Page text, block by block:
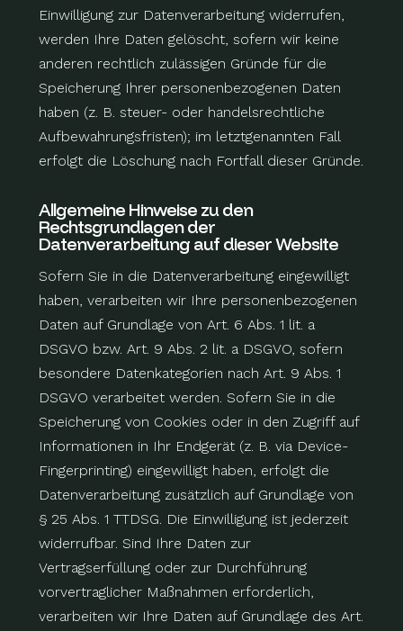
Einwilligung zur Datenverarbeitung widerrufen,
werden Ihre Daten gelöscht, sofern wir keine
anderen rechtlich zulässigen Gründe für die
Speicherung Ihrer personenbezogenen Daten
haben (z. B. steuer- oder handelsrechtliche
Aufbewahrungsfristen); im letztgenannten Fall
erfolgt die Löschung nach Fortfall dieser Gründe.
Allgemeine Hinweise zu den
Rechtsgrundlagen der
Datenverarbeitung auf dieser Website
Sofern Sie in die Datenverarbeitung eingewilligt
haben, verarbeiten wir Ihre personenbezogenen
Daten auf Grundlage von Art. 6 Abs. 1 lit. a
DSGVO bzw. Art. 9 Abs. 2 lit. a DSGVO, sofern
besondere Datenkategorien nach Art. 9 Abs. 1
DSGVO verarbeitet werden. Sofern Sie in die
Speicherung von Cookies oder in den Zugriff auf
Informationen in Ihr Endgerät (z. B. via Device-
Fingerprinting) eingewilligt haben, erfolgt die
Datenverarbeitung zusätzlich auf Grundlage von
§ 25 Abs. 1 TTDSG. Die Einwilligung ist jederzeit
widerrufbar. Sind Ihre Daten zur
Vertragserfüllung oder zur Durchführung
vorvertraglicher Maßnahmen erforderlich,
verarbeiten wir Ihre Daten auf Grundlage des Art.